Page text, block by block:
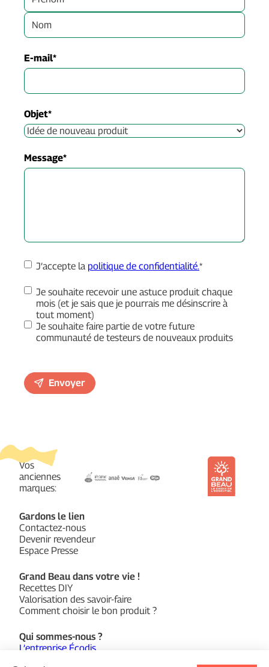
Prénom
Nom
E-mail*
Objet*
Message*
RGPD*
J’accepte la politique de confidentialité.*
Inscriptions
Je souhaite recevoir une astuce produit chaque
mois (et je sais que je pourrais me désinscrire à
tout moment)
Je souhaite faire partie de votre future
communauté de testeurs de nouveaux produits
Vos
anciennes
marques:
Gardons le lien
Contactez-nous
Devenir revendeur
Espace Presse
Grand Beau dans votre vie !
Recettes DIY
Valorisation des savoir-faire
Comment choisir le bon produit ?
Qui sommes-nous ?
L’entreprise Écodis